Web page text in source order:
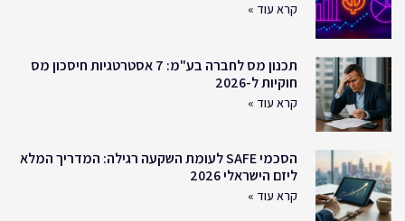
קרא עוד »
תכנון מס לחברה בע"מ: 7 אסטרטגיות חיסכון מס
חוקיות ל-2026
קרא עוד »
הסכמי SAFE לעומת השקעה רגילה: המדריך המלא
ליזם הישראלי 2026
קרא עוד »